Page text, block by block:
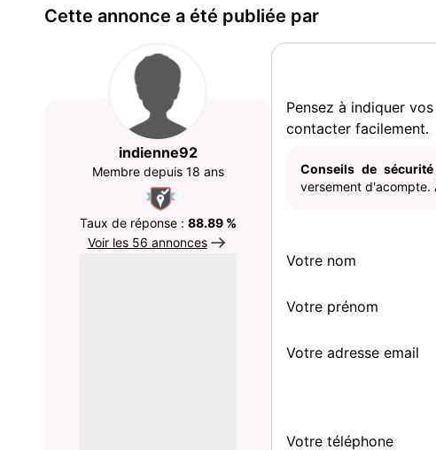
Cette annonce a été publiée par
indienne92
Membre depuis 18 ans
Taux de réponse : 88.89 %
Voir les 56 annonces
Pensez à indiquer
contacter facilement.
Conseils de
versement d'acompte.
Votre nom
Votre prénom
Votre adresse email
Votre téléphone